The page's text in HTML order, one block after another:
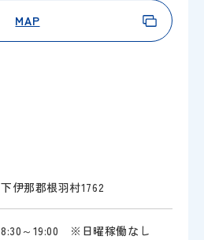
MAP
下伊那郡根羽村1762
8:30～19:00 ※日曜稼働なし